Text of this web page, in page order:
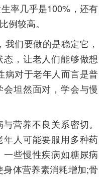
率几乎是100%，还有
例较高。
们要做的是稳定它，
，让老人们能够做想
病对于老年人而言是普
坦然面对，学会与慢
营养不良关系密切。
人可能要服用多种药
些慢性疾病如糖尿病
体营养素消耗增加;骨